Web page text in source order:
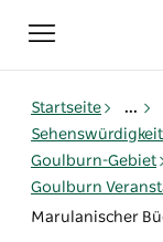
Toggle
navigation
Startseite
...
Goulburn-Gebiet
Goulburn